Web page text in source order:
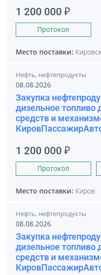
1 200 000 ₽
Протокол
Место поставки:
Нефть, нефтепродукты
08.08.2026
Закупка
дизельное топливо
средств и
1 200 000 ₽
Протокол
Место поставки: Киров
Нефть, нефтепродукты
08.08.2026
Закупка
дизельное топливо
средств и